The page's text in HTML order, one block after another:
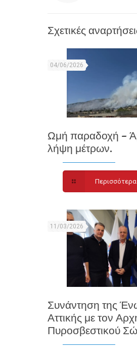
Σχετικές
04/06/2026
Ωμή παραδοχή –
λήψη μέτρων.
Περισσότερα
11/03/2026
Συνάντηση της
Αττικής με τον
Πυροσβεστικού